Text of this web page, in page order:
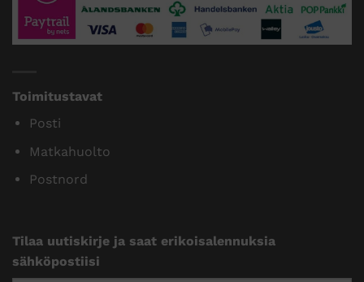
Toimitustavat
Posti
Matkahuolto
Postnord
Tilaa uutiskirje ja saat erikoisalennuksia
sähköpostiisi